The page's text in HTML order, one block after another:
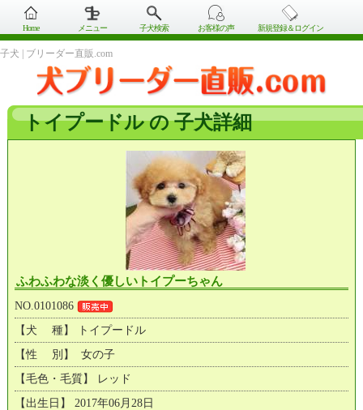
Home メニュー 子犬検索 お客様の声 新規登録＆ログイン
子犬 | ブリーダー直販.com
トイプードル の 子犬詳細
ふわふわな淡く優しいトイプーちゃん
NO.0101086
【犬 種】 トイプードル
【性 別】 女の子
【毛色・毛質】 レッド
【出生日】 2017年06月28日